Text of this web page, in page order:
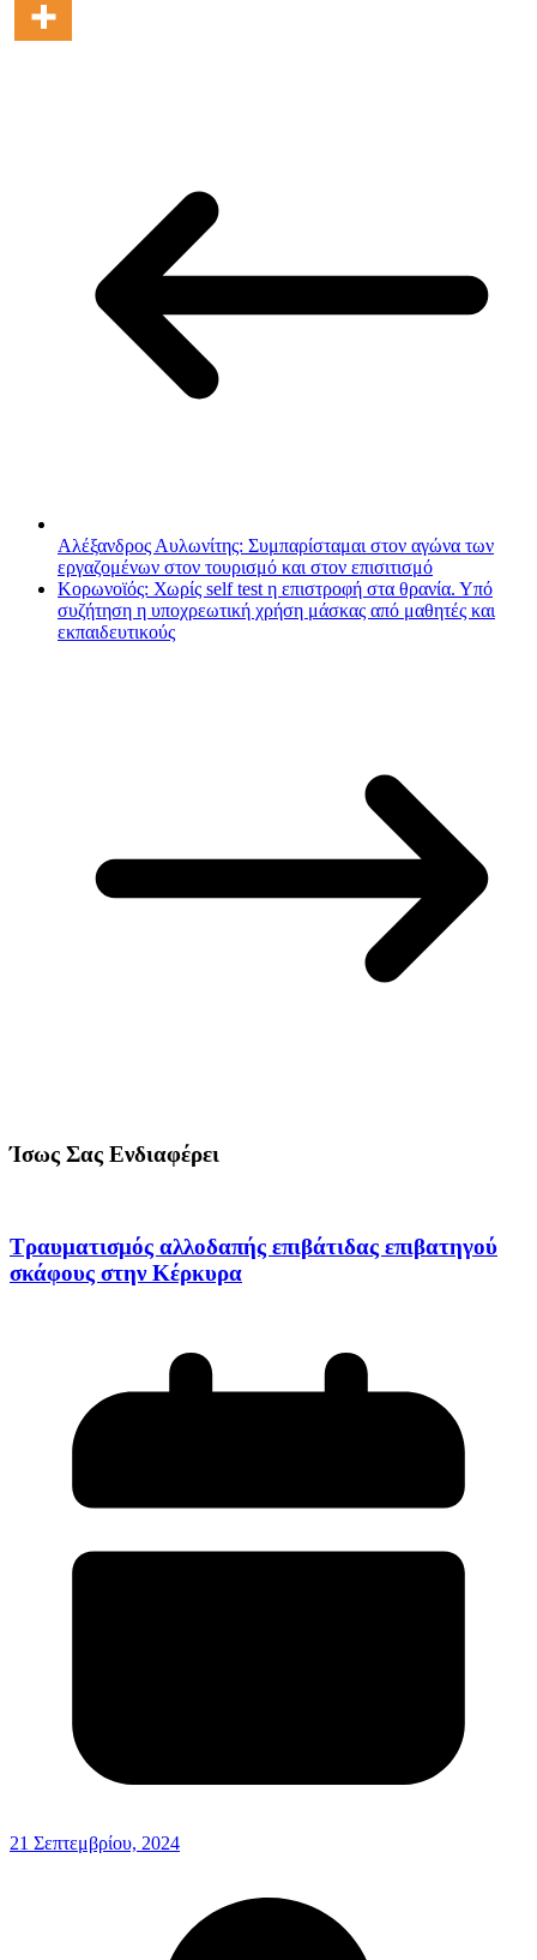
Αλέξανδρος Αυλωνίτης: Συμπαρίσταμαι στον αγώνα των
εργαζομένων στον τουρισμό και στον επισιτισμό
Κορωνοϊός: Χωρίς self test η επιστροφή στα θρανία. Υπό
συζήτηση η υποχρεωτική χρήση μάσκας από μαθητές και
εκπαιδευτικούς
Ίσως Σας Ενδιαφέρει
Τραυματισμός αλλοδαπής επιβάτιδας επιβατηγού
σκάφους στην Κέρκυρα
21 Σεπτεμβρίου, 2024